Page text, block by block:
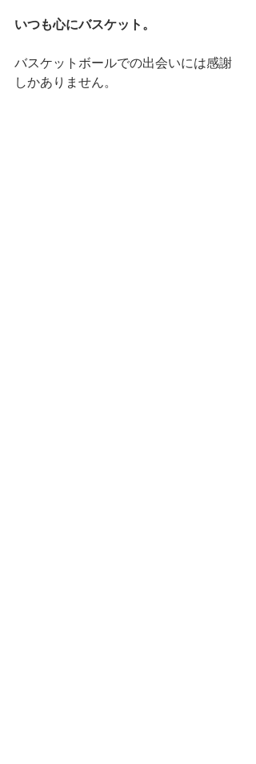
いつも心にバスケット。
バスケットボールでの出会いには感謝
しかありません。